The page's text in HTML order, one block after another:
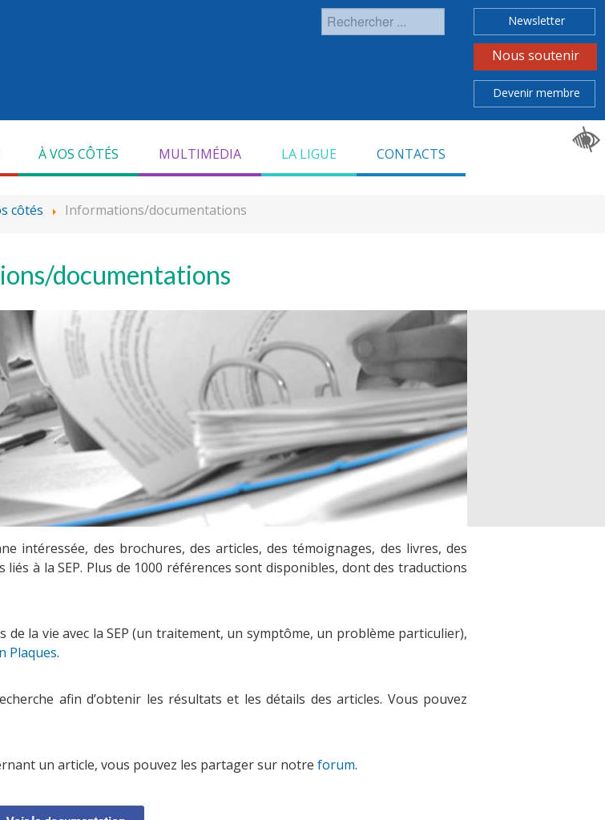
Rechercher
À VOS CÔTÉS MULTIMÉDIA LA LIGUE CONTACTS
Newsletter
Nous soutenir
Devenir membre
côtés Informations/documentations
documentations
intéressée, des brochures, des articles, des témoignages, des livres, des
à la SEP. Plus de 1000 références sont disponibles, dont des traductions
la vie avec la SEP (un traitement, un symptôme, un problème particulier),
Plaques.
afin d’obtenir les résultats et les détails des articles. Vous pouvez
un article, vous pouvez les partager sur notre forum.